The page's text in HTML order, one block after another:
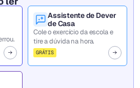
Assistente de Dever
de Casa
Cole o exercício da escola e
tire a dúvida na hora.
GRÁTIS